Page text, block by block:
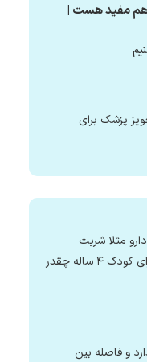
هم مفید هست |
پزشک برای
مثلا شربت
آستامینوفن با چرک خشک کن ۶۴۳ برای کودک ۴ ساله چقدر
و فاصله بین